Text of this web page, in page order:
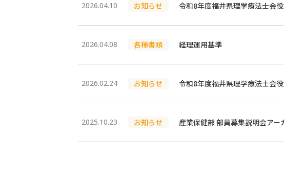
2026.04.10 お知らせ 令和8年度福井県理学療法士会
2026.04.08 各種書類 経理運用基準
2026.02.24 お知らせ 令和8年度福井県理学療法士会
2025.10.23 お知らせ 産業保健部 部員募集説明会アー